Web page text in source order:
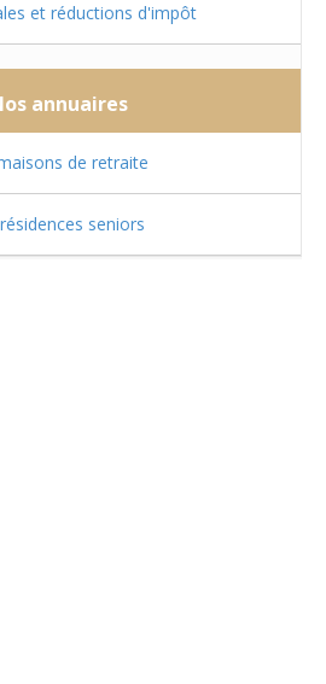
et réductions d'impôt
annuaires
de retraite
seniors